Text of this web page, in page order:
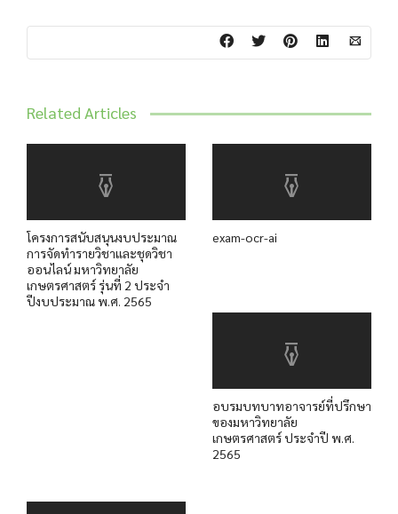
Related Articles
โครงการสนับสนุนงบประมาณ
การจัดทำรายวิชาและชุดวิชา
ออนไลน์ มหาวิทยาลัย
เกษตรศาสตร์ รุ่นที่ 2 ประจำ
ปีงบประมาณ พ.ศ. 2565
exam-ocr-ai
อบรมบทบาทอาจารย์ที่ปรึกษา
ของมหาวิทยาลัย
เกษตรศาสตร์ ประจำปี พ.ศ.
2565